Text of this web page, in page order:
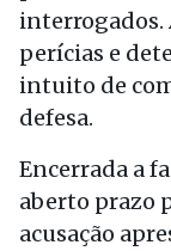
interrogados.
perícias e
intuito de
defesa.
Encerrada a
aberto prazo
acusação